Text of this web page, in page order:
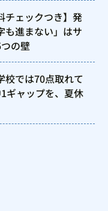
チェックつき】発
も進まない」はサ
の壁
校では70点取れて
ギャップを、夏休